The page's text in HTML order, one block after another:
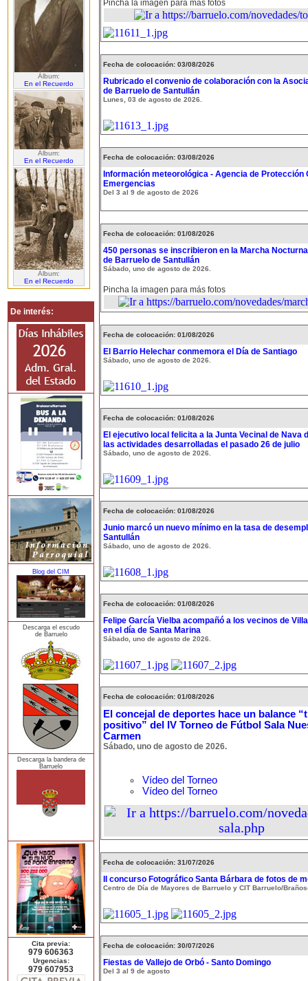
Álbum:
En el Recuerdo
Álbum:
En el Recuerdo
Álbum:
En el Recuerdo
De interés:
Blog del CIM
Descarga el escudo
de Barruelo
Descarga la bandera de
Barruelo
Cita previa:
979 606363
Urgencias:
979 607953
Pincha la imagen para más fotos
Fecha de colocación: 03/08/2026
Rubricado el convenio de colaboración con la
de Barruelo de Santullán
Lunes, 03 de agosto de 2026.
Fecha de colocación: 03/08/2026
Información meteorológica - Agencia de Protección
Emergencias
Del 3 al 9 de agosto de 2026
Fecha de colocación: 01/08/2026
450 personas se inscribieron en la Marcha
de Barruelo de Santullán
Sábado, uno de agosto de 2026.
Pincha la imagen para más fotos
Fecha de colocación: 01/08/2026
El Barrio Helechar conmemora el Día de Santiago
Sábado, uno de agosto de 2026.
Fecha de colocación: 01/08/2026
El ejecutivo local felicita a la Junta Vecinal de Nava
las actividades desarrolladas el pasado 26 de julio
Sábado, uno de agosto de 2026.
Fecha de colocación: 01/08/2026
Junio marcó un nuevo mínimo en la tasa de
Santullán
Sábado, uno de agosto de 2026.
Fecha de colocación: 01/08/2026
Felipe García Vielba acompañó a los vecinos de
en el día de Santa Marina
Sábado, uno de agosto de 2026.
Fecha de colocación: 01/08/2026
El concejal de deportes hace un balance
positivo” del IV Torneo de Fútbol Sala
Carmen
Sábado, uno de agosto de 2026.
Vídeo del Torneo
Vídeo del Torneo
Fecha de colocación: 31/07/2026
II concurso Fotográfico Santa Bárbara de fotos de
Centro de Día de Mayores de Barruelo y CIT Barruelo/
Fecha de colocación: 30/07/2026
Fiestas de Vallejo de Orbó - Santo Domingo
Del 3 al 9 de agosto